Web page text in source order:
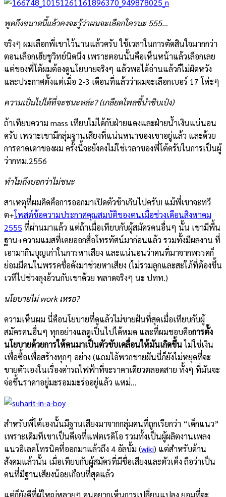
พูดถึงขนาดนี้แล้วคงจะรู้ว่าผมจะเลือกใครนะ 555…
จริงๆ ผมเลือกพี่เขาไว้นานแล้วครับ ใช้เวลาในการตัดสินใจมากกว่า
ตอนเลือกเฮียชูวิทย์นิดนึง เพราะตอนนั้นคือเห็นหน้าแล้วเลือกเลย
แต่ของพี่โต้ผมต้องดูนโยบายจริงๆ แล้วพอได้อ่านแล้วก็ไม่ผิดหวัง
และประกาศตั้งแต่เมื่อ 2-3 เดือนที่แล้วว่าผมจะเลือกเบอร์ 17 โห่ะๆ
ความเป็นไปได้ที่จะชนะหล่ะ? (เกลียดโพลชี้นำชิบเป๋ง)
ถ้าเทียบความ mass เทียบไม่ได้กับฝ่ายแดงและฝ่ายน้ำเงินแน่นอน
ครับ เพราะเขามีกลุ่มฐานเสียงที่แน่นหนาของเขาอยู่แล้ว และด้วย
การคาดเดาของผม ครั้งนี้จะยังคงไม่ใช่เวลาของพี่โต้ครับในการเป็นผู้
ว่ากทม.2556
ทำไมถึงบอกว่าไม่ชนะ
สาเหตุที่ผมคิดคือการออกมาเปิดตัวช้าเกินไปครับ! แม้พี่เขาจะทวี
ต+โพสต์ข้อความประกาศคุณสมบัติของตนเมื่อช่วงเดือนสิงหาคม
2555 ที่ผ่านมาแล้ว แต่ถ้าเมื่อเทียบกับผู้สมัครคนอื่นๆ นั้น เขามีพื้น
ฐาน+ความแมสที่เคยออกสื่อโทรทัศน์มาก่อนแล้ว รวมทั้งมีผลงาน ที่
เอามากินบุญเก่าในการหาเสียง และแน่นอนว่าคนที่มาจากพรรคก็
ย่อมมีคนในพรรคชื่อดังมาช่วยหาเสียง (ไม่รวมลูกและสะใภ้ที่ต้องขึ้น
เวทีไปช่วงลุงอ้วนกับเขาด้วย พลาดจริงๆ นะ ปทท.)
นโยบายไม่ work เหรอ?
ความเห็นผม นี่คือนโยบายที่ดูแล้วไม่ขายฝันที่สุดเมื่อเทียบกับผู้
สมัครคนอื่นๆ ทุกอย่างแลดูเป็นไปได้หมด และที่ผมชอบคือการตั้ง
นโยบายด้วยการให้คนมาเป็นตัวขับเคลื่อนให้มันเกิดขึ้นไม่ใช่เงิน
เพื่อซื้อเพื่อสร้างทุกๆ อย่าง (แถมไอ้พวกขายฝันนี่ก็ยังไม่หยุดที่จะ
ขายตัวเองในเรื่องค่ารถไฟฟ้าที่จะราคาเดียวตลอดสาย ทั้งๆ ที่มันจะ
จ่อขึ้นราคาอยู่มะรอมมะร่ออยู่แล้ว แหม่…
สำหรับพี่โต้เองนั้นมีฐานเสียงมาจากกลุ่มคนที่ถูกเรียกว่า “เด็กแนว”
เพราะเดิมทีเขาเป็นดีเจที่แฟตเรดิโอ รวมทั้งเป็นผู้ผลิตงานเพลง
แนวอิเลคโทรนิคที่ออกมาแล้วถึง 4 อัลบั้ม (wiki) แต่สำหรับด้าน
สังคมแล้วนั้น เมื่อเทียบกับผู้สมัครที่มีชื่อเสียงและตัวเต็ง ถือว่าเป็น
คนที่มีฐานเสียงน้อยเกือบที่สุดแล้ว
แต่ก็ยังดีที่ผู้ใหญ่หลายๆ คนอยากเห็นการเปลี่ยนแปลง ยอมที่จะ